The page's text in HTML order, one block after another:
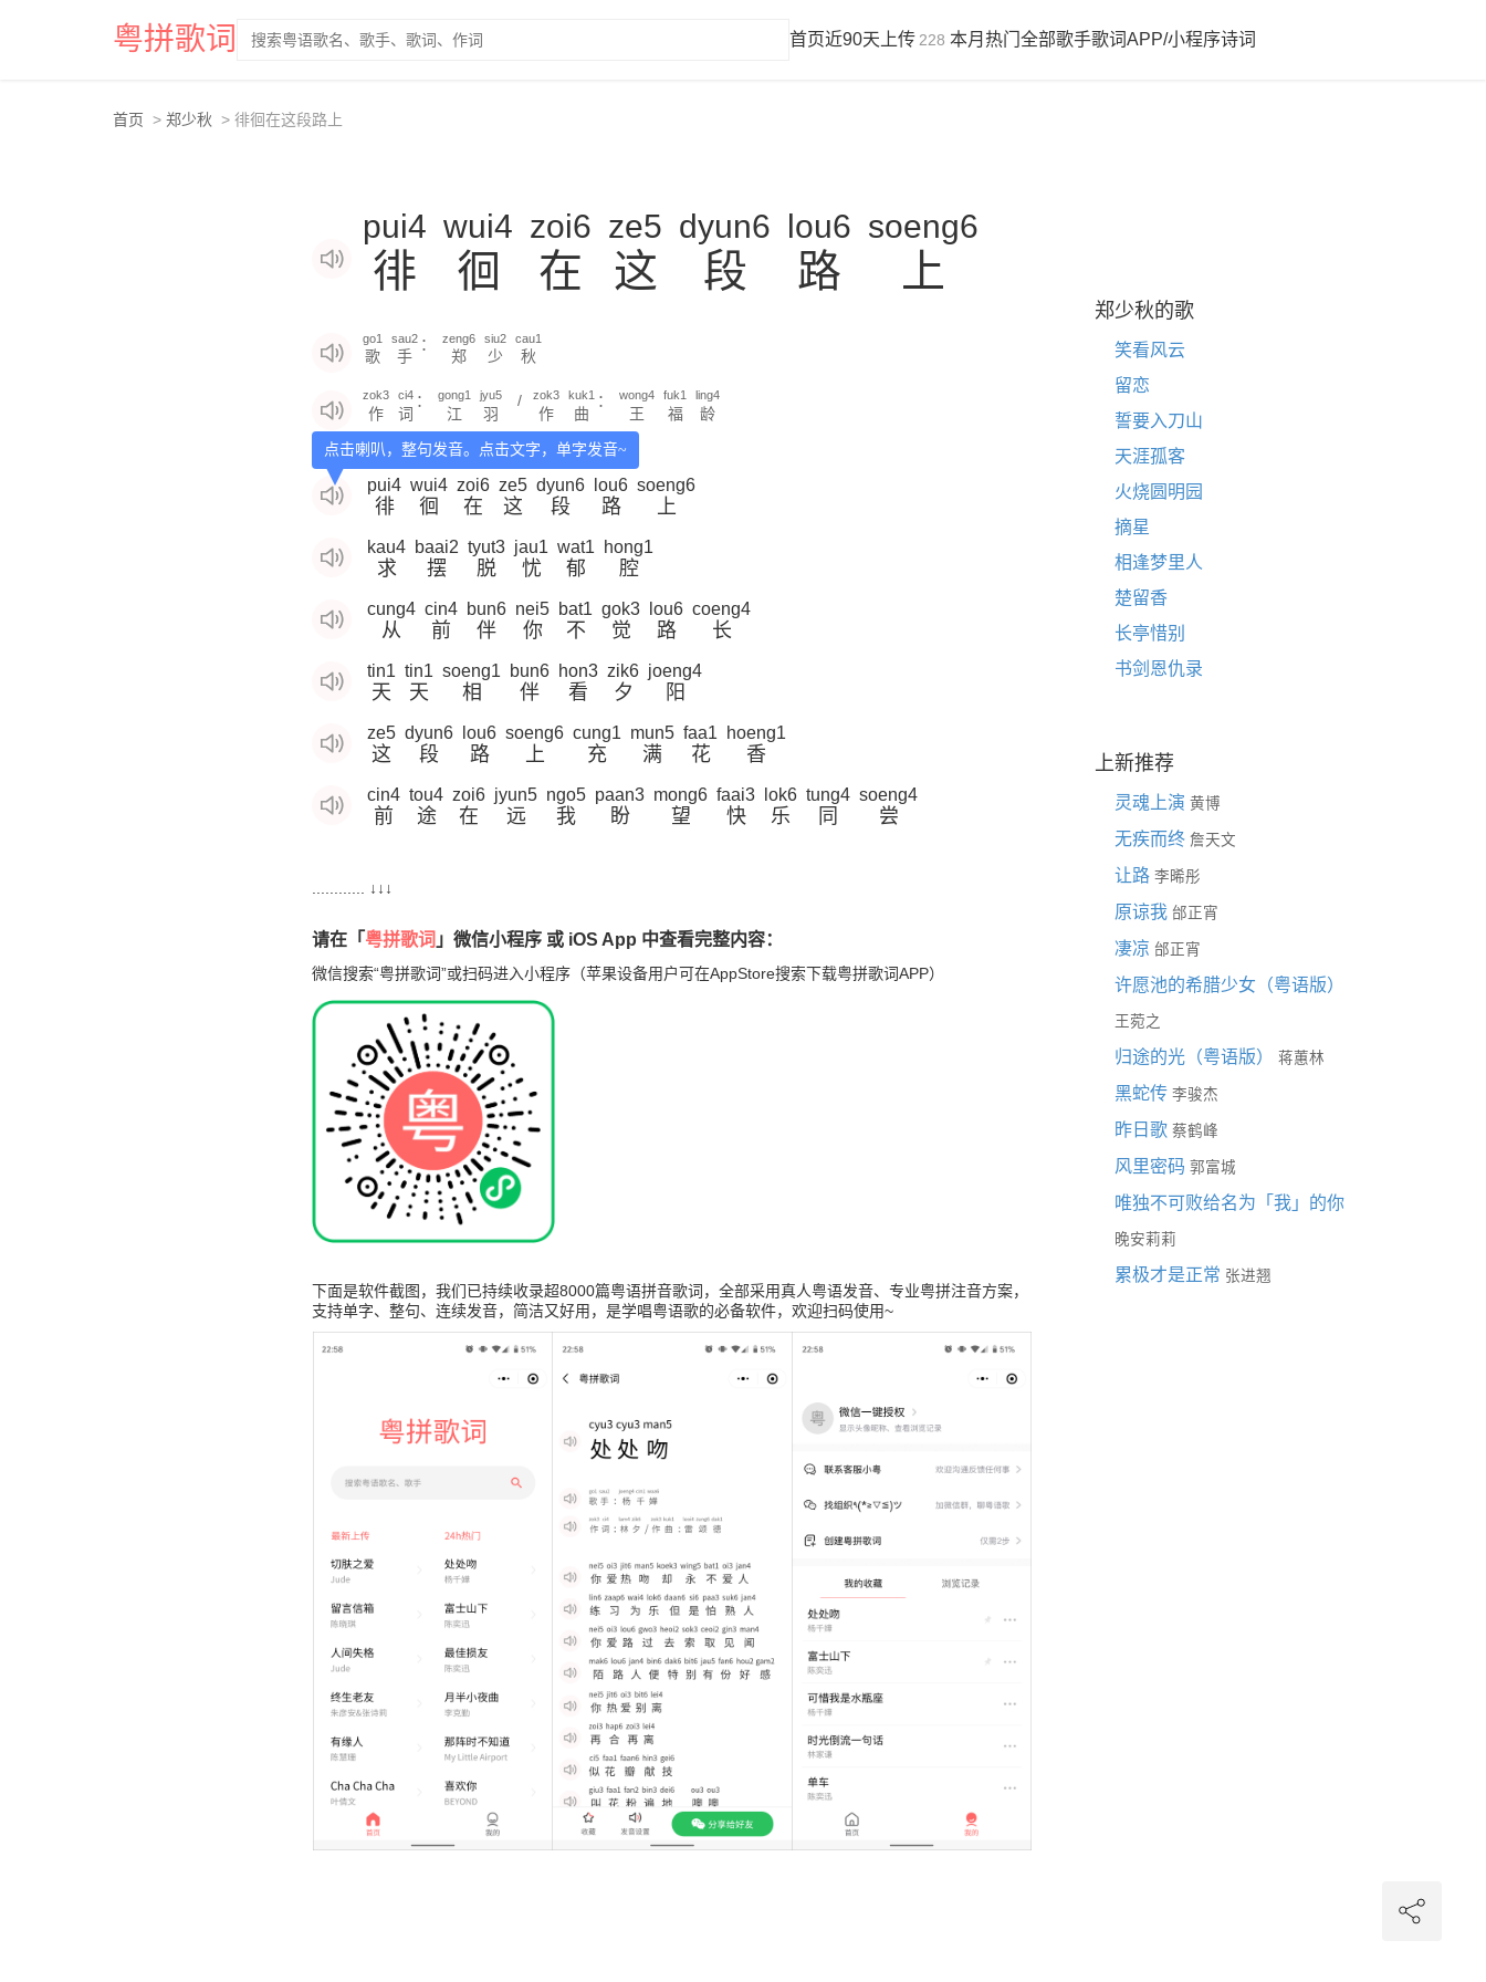
粤拼歌词 首页近90天上传 228 本月热门 全部歌手歌词APP/小程序诗词
首页 郑少秋 徘徊在这段路上
徘
pui4
徊
wui4
在
zoi6
这
ze5
段
dyun6
路
lou6
上
soeng6
歌
go1
手
sau2 ：
郑
zeng6
少
siu2
秋
cau1
作
zok3
词
ci4 ：
江
gong1
羽
jyu5 /
作
zok3
曲
kuk1 ：
王
wong4
福
fuk1
龄
ling4
点击喇叭，整句发音。点击文字，单字发音~
徘
pui4
徊
wui4
在
zoi6
这
ze5
段
dyun6
路
lou6
上
soeng6
求
kau4
摆
baai2
脱
tyut3
忧
jau1
郁
wat1
腔
hong1
从
cung4
前
cin4
伴
bun6
你
nei5
不
bat1
觉
gok3
路
lou6
长
coeng4
天
tin1
天
tin1
相
soeng1
伴
bun6
看
hon3
夕
zik6
阳
joeng4
这
ze5
段
dyun6
路
lou6
上
soeng6
充
cung1
满
mun5
花
faa1
香
hoeng1
前
cin4
途
tou4
在
zoi6
远
jyun5
我
ngo5
盼
paan3
望
mong6
快
faai3
乐
lok6
同
tung4
尝
soeng4
............ ↓↓↓
请在「 粤拼歌词 」微信小程序 或 iOS App 中查看完整内容：
微信搜索“粤拼歌词”或扫码进入小程序（苹果设备用户可在AppStore搜索下载粤拼歌词APP）
下面是软件截图，我们已持续收录超8000篇粤语拼音歌词，全部采用真人粤语发音、专业粤拼注音方案，
支持单字、整句、连续发音，简洁又好用，是学唱粤语歌的必备软件，欢迎扫码使用~
郑少秋的歌
笑看风云
留恋
誓要入刀山
天涯孤客
火烧圆明园
摘星
相逢梦里人
楚留香
长亭惜别
书剑恩仇录
上新推荐
灵魂上演 黄博
无疾而终 詹天文
让路 李晞彤
原谅我 邰正宵
凄凉 邰正宵
许愿池的希腊少女（粤语版）
王菀之
归途的光（粤语版） 蒋蕙林
黑蛇传 李骏杰
昨日歌 蔡鹤峰
风里密码 郭富城
唯独不可败给名为「我」的你
晚安莉莉
累极才是正常 张进翘